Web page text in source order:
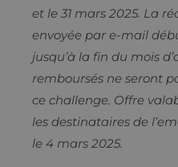
et le 31 mars 2025. La
envoyée par e-mail
jusqu’à la fin du mois
remboursés ne seront
ce challenge. Offre
les destinataires de
le 4 mars 2025.